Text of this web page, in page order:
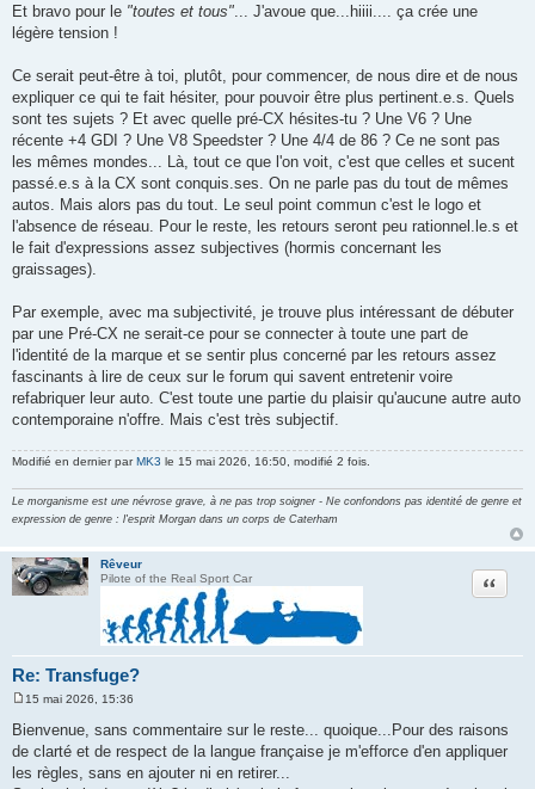
Et bravo pour le "toutes et tous" ... J'avoue que...hiiii.... ça crée une
légère tension !
Ce serait peut-être à toi, plutôt, pour commencer, de nous dire et de nous
expliquer ce qui te fait hésiter, pour pouvoir être plus pertinent.e.s. Quels
sont tes sujets ? Et avec quelle pré-CX hésites-tu ? Une V6 ? Une
récente +4 GDI ? Une V8 Speedster ? Une 4/4 de 86 ? Ce ne sont pas
les mêmes mondes... Là, tout ce que l'on voit, c'est que celles et sucent
passé.e.s à la CX sont conquis.ses. On ne parle pas du tout de mêmes
autos. Mais alors pas du tout. Le seul point commun c'est le logo et
l'absence de réseau. Pour le reste, les retours seront peu rationnel.le.s et
le fait d'expressions assez subjectives (hormis concernant les
graissages).
Par exemple, avec ma subjectivité, je trouve plus intéressant de débuter
par une Pré-CX ne serait-ce pour se connecter à toute une part de
l'identité de la marque et se sentir plus concerné par les retours assez
fascinants à lire de ceux sur le forum qui savent entretenir voire
refabriquer leur auto. C'est toute une partie du plaisir qu'aucune autre auto
contemporaine n'offre. Mais c'est très subjectif.
Modifié en dernier parMK3 le 15 mai 2026, 16:50, modifié 2 fois.
Le morganisme est une névrose grave, à ne pas trop soigner - Ne confondons pas identité de genre et
expression de genre : l'esprit Morgan dans un corps de Caterham
Rêveur
Pilote of the Real Sport Car
Re: Transfuge?
Citation
s
s
g
15 mai 2026, 15:36
Bienvenue, sans commentaire sur le reste... quoique...Pour des raisons
de clarté et de respect de la langue française je m'efforce d'en appliquer
les règles, sans en ajouter ni en retirer...